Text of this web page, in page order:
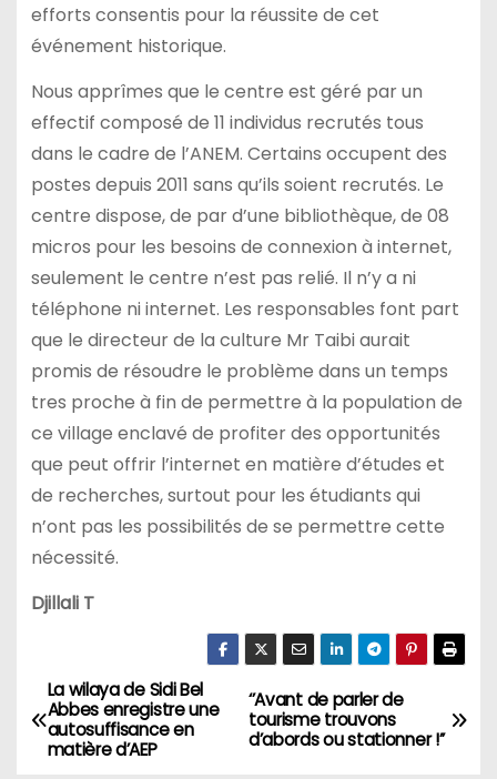
efforts consentis pour la réussite de cet
événement historique.
Nous apprîmes que le centre est géré par un
effectif composé de 11 individus recrutés tous
dans le cadre de l’ANEM. Certains occupent des
postes depuis 2011 sans qu’ils soient recrutés. Le
centre dispose, de par d’une bibliothèque, de 08
micros pour les besoins de connexion à internet,
seulement le centre n’est pas relié. Il n’y a ni
téléphone ni internet. Les responsables font part
que le directeur de la culture Mr Taibi aurait
promis de résoudre le problème dans un temps
tres proche à fin de permettre à la population de
ce village enclavé de profiter des opportunités
que peut offrir l’internet en matière d’études et
de recherches, surtout pour les étudiants qui
n’ont pas les possibilités de se permettre cette
nécessité.
Djillali T
N
a
‘’Avant de parler de
tourisme trouvons
d’abords ou stationner !’’
La wilaya de Sidi Bel
Abbes enregistre une
autosuffisance en
matière d’AEP